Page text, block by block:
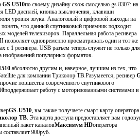
GS U510по своему дизайну схож смоделью gs 8307: на
LED дисплей, кнопка выключения, клавиши
уровня звука. Аналоговый и цифровой выходы на
понять, что данный спутниковый приемник подходит
моделей телевизоров. Параллельная работа ресивера
позволяет одновременно просматривать один и тот же
с 1 ресивера. USB разъем теперь служит не только для
популярных форматов.
абсолютно другим и, наверное, лучшим из тех, что
для компании Триколор ТВ.Разумеется, ресивер
новшества современного спутникового
поддерживает работу с моторизованными системами и
GS-U510, вы также получаете смарт карту оператора
ТВ. Эта карта доступа предоставляет вам
пакет каналовМаксимум HDоператора
900руб.